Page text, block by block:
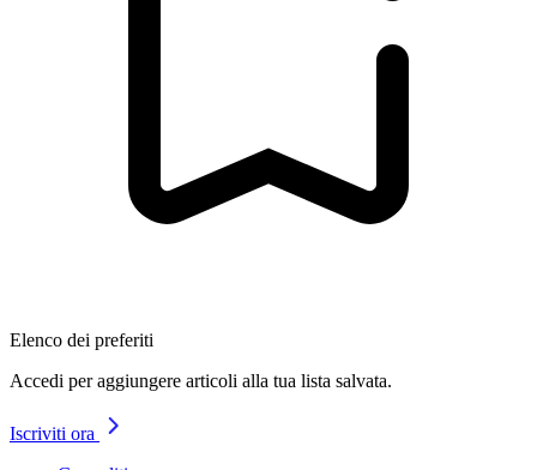
Elenco dei preferiti
Accedi per aggiungere articoli alla tua lista salvata.
Iscriviti ora